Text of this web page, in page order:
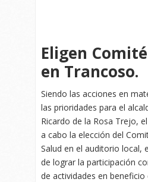
Eligen
en Trancoso.
Siendo las acciones en
las prioridades para el
Ricardo de la Rosa Trejo,
a cabo la elección del
Salud en el auditorio local,
de lograr la participación
de actividades en